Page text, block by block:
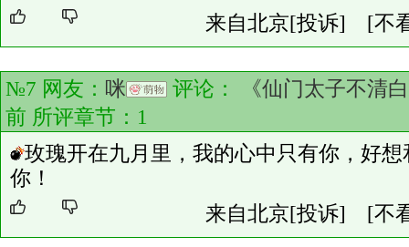
来自北京[投诉] [不
№7 网友： 咪 评论：
《仙门太子不清
前 所评章节： 1
玫瑰开在九月里，我的心中只有你，好
你！
来自北京[投诉] [不